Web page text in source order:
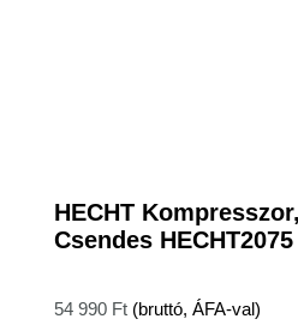
HECHT
Csendes HECHT2075
54 990 Ft (bruttó, ÁFA-val)